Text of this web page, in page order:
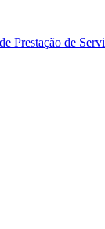
Prestação de